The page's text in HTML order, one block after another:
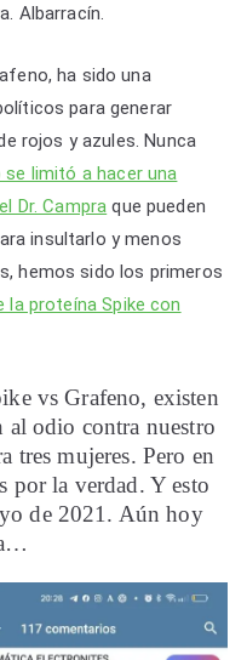
Albarracín.
ha sido una
para generar
rojos y azules. Nunca
limitó a hacer una
Dr. Campra que pueden
insultarlo y menos
hemos sido los primeros
la proteína Spike con
vs Grafeno, existen
al odio contra nuestro
tres mujeres. Pero en
por la verdad. Y esto
de 2021. Aún hoy